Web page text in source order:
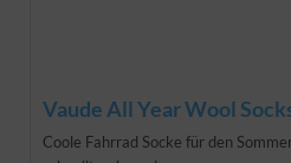
Vaude All Year Wool
Coole Fahrrad Socke für den